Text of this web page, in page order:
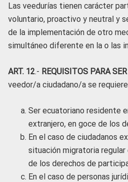
Las veedurías tienen carácter
voluntario, proactivo y neutral y
de la implementación de otro
simultáneo diferente en la o las
ART. 12.- REQUISITOS PARA
veedor/a ciudadano/a se
Ser ecuatoriano residente
extranjero, en goce de los
En el caso de ciudadanos
situación migratoria regular
de los derechos de
En el caso de personas